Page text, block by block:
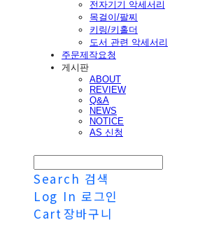
전자기기 악세서리
목걸이/팔찌
키링/키홀더
도서 관련 악세서리
주문제작요청
게시판
ABOUT
REVIEW
Q&A
NEWS
NOTICE
AS 신청
Search 검색
Log In 로그인
Cart 장바구니